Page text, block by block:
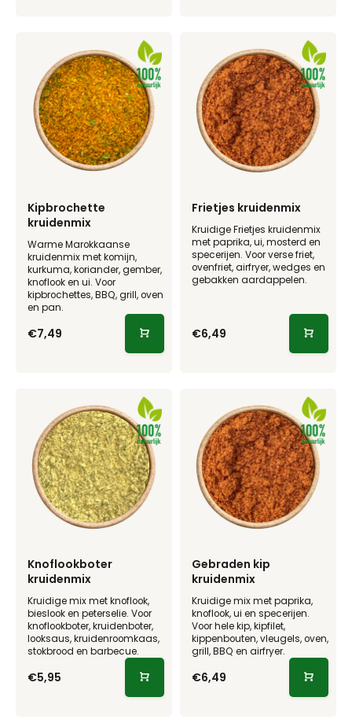
Kipbrochette
kruidenmix
Warme Marokkaanse
kruidenmix met komijn,
kurkuma, koriander, gember,
knoflook en ui. Voor
kipbrochettes, BBQ, grill, oven
en pan.
€7,49
Frietjes kruidenmix
Kruidige Frietjes kruidenmix
met paprika, ui, mosterd en
specerijen. Voor verse friet,
ovenfriet, airfryer, wedges en
gebakken aardappelen.
€6,49
Knoflookboter
kruidenmix
Kruidige mix met knoflook,
bieslook en peterselie. Voor
knoflookboter, kruidenboter,
looksaus, kruidenroomkaas,
stokbrood en barbecue.
€5,95
Gebraden kip
kruidenmix
Kruidige mix met paprika,
knoflook, ui en specerijen.
Voor hele kip, kipfilet,
kippenbouten, vleugels, oven,
grill, BBQ en airfryer.
€6,49